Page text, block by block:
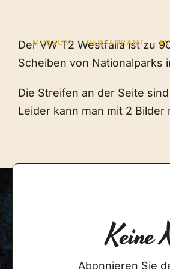
springenMUSEUM RESTAURANT
Der VW T2 Westfalia ist zu
Scheiben von Nationalparks
Die Streifen an der Seite
Leider kann man mit 2 Bilder
Keine
Abonnieren Sie